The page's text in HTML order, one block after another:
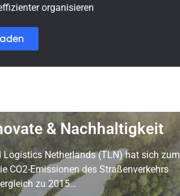
organisieren
& Nachhaltigkeit
Logistics Netherlands (TLN) hat sich zum
CO2-Emissionen des Straßenverkehrs
zu 2015…